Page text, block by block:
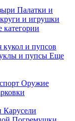
Палатки и
и игрушки
категории
кукол и пупсов
и пупсы Еще
Оружие
Карусели